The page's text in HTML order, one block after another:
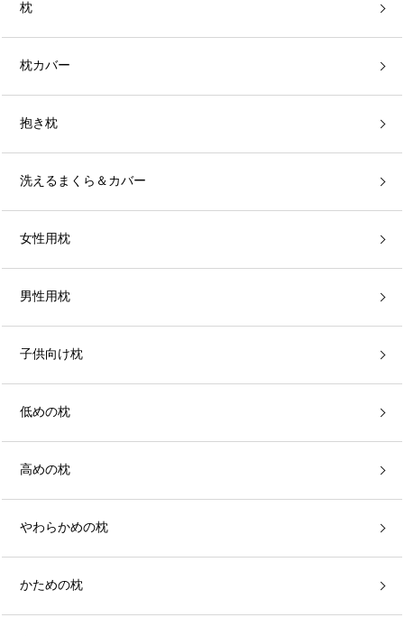
枕
枕カバー
抱き枕
洗えるまくら＆カバー
女性用枕
男性用枕
子供向け枕
低めの枕
高めの枕
やわらかめの枕
かための枕